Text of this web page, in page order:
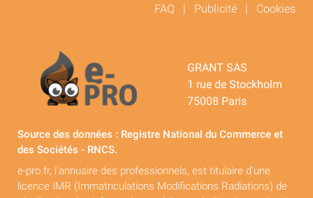
FAQ | Publicité | Cookies
GRANT SAS
1 rue de Stockholm
75008 Paris
Source des données : Registre National du Commerce et
des Sociétés - RNCS.
e-pro.fr, l'annuaire des professionnels, est titulaire d'une
licence IMR (Immatriculations Modifications Radiations) de